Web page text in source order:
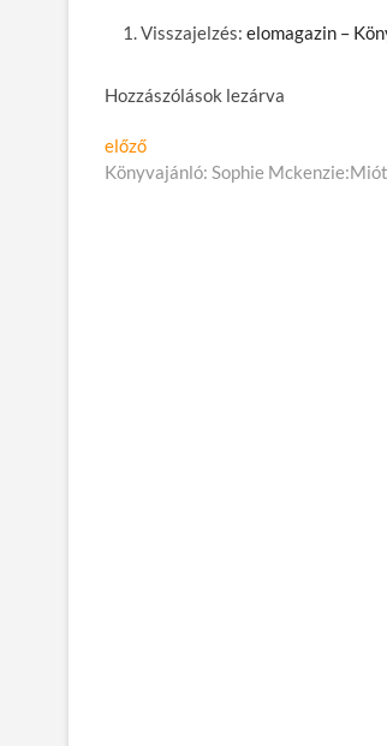
Visszajelzés: elomagazin –
Hozzászólások lezárva
Bejegyzés
navigáció
előzőElőző
cikk:
Könyvajánló: Sophie